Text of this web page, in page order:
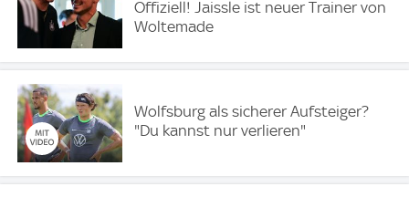
Offiziell! Jaissle ist neuer Trainer von
Woltemade
Wolfsburg als sicherer Aufsteiger?
"Du kannst nur verlieren"